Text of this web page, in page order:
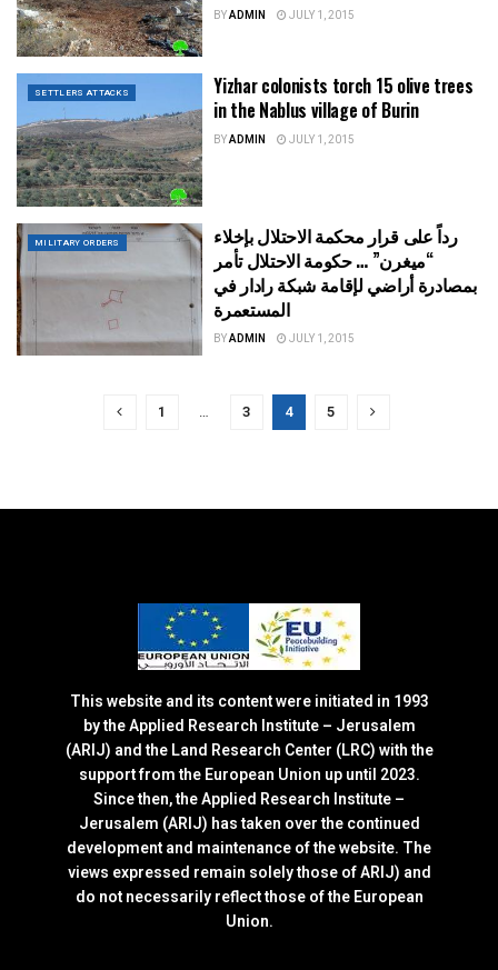
BYADMIN JULY 1, 2015
SETTLERS ATTACKS
Yizhar colonists torch 15 olive trees
in the Nablus village of Burin
BYADMIN JULY 1, 2015
MILITARY ORDERS
رداً على قرار محكمة الاحتلال بإخلاء
“ميغرن” … حكومة الاحتلال تأمر
بمصادرة أراضي لإقامة شبكة رادار في
المستعمرة
BYADMIN JULY 1, 2015
1 … 3 4 5
This website and its content were initiated in 1993
by the Applied Research Institute – Jerusalem
(ARIJ) and the Land Research Center (LRC) with the
support from the European Union up until 2023.
Since then, the Applied Research Institute –
Jerusalem (ARIJ) has taken over the continued
development and maintenance of the website. The
views expressed remain solely those of ARIJ) and
do not necessarily reflect those of the European
Union.